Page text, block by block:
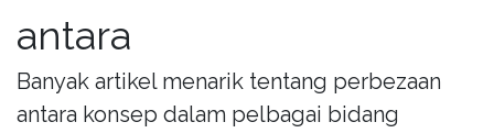
antara
Banyak artikel menarik tentang perbezaan
antara konsep dalam pelbagai bidang